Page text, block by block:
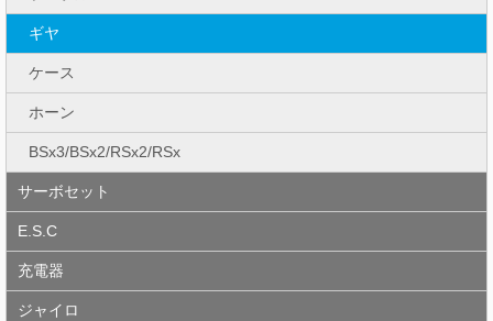
ギヤ
ケース
ホーン
BSx3/BSx2/RSx2/RSx
サーボセット
E.S.C
充電器
ジャイロ